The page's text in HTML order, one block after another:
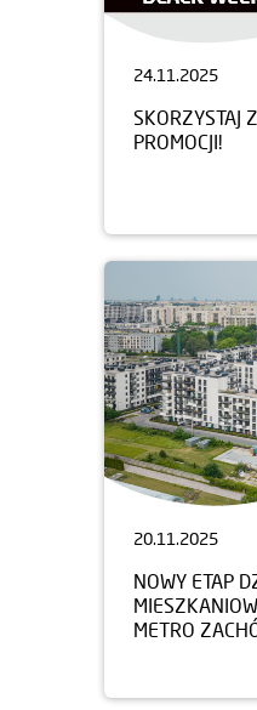
24.11.2025
SKORZYSTAJ
PROMOCJI!
20.11.2025
NOWY ETAP
METRO